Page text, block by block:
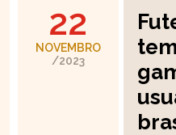
22
NOVEMBRO
/2023